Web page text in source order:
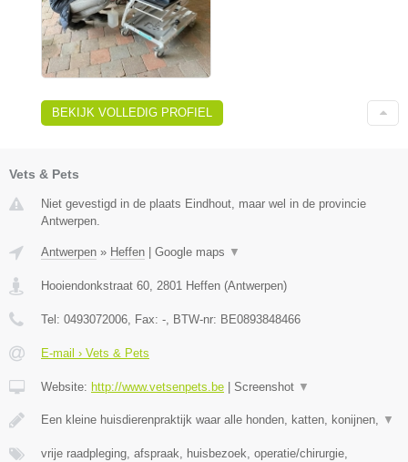
BEKIJK VOLLEDIG PROFIEL
Vets & Pets
Niet gevestigd in de plaats Eindhout, maar wel in de provincie
Antwerpen.
Antwerpen » Heffen Google maps ▼
Hooiendonkstraat 60 2801 Heffen (Antwerpen)
Tel: 0493072006 , Fax: - , BTW-nr: BE0893848466
E-mail › Vets & Pets
Website: http://www.vetsenpets.be Screenshot ▼
Een kleine huisdierenpraktijk waar alle honden, katten, konijnen, ▼
vrije raadpleging, afspraak, huisbezoek, operatie/chirurgie,